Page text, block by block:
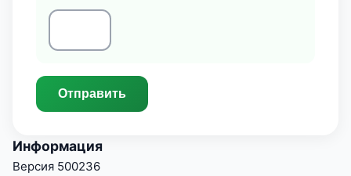
Отправить
Информация
Версия 500236